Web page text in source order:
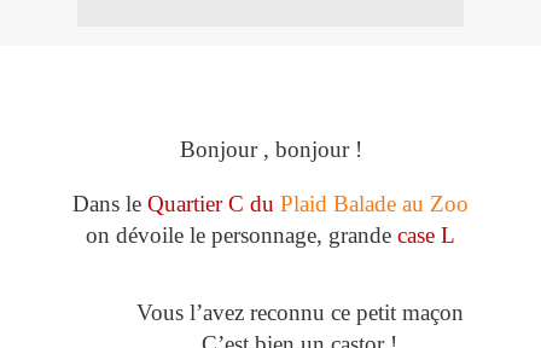
Bonjour , bonjour !
Dans le Quartier C du Plaid Balade au Zoo
on dévoile le personnage, grande case L
Vous l’avez reconnu ce petit maçon